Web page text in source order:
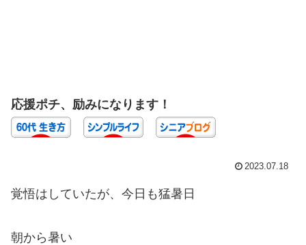
応援ポチ、励みになります！
2023.07.18
覚悟はしていたが、今日も猛暑日
朝から暑い